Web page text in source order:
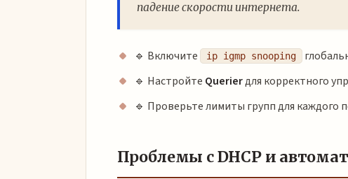
падение скорости интернета.
🔹 Включите ip igmp snooping
🔹 Настройте Querierдля корректного
🔹 Проверьте лимиты групп для каждого
Проблемы с DHCP и